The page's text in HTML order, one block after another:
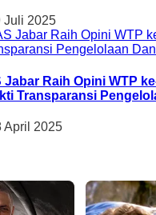
Juli 2025
Jabar Raih Opini WTP
Transparansi
April 2025